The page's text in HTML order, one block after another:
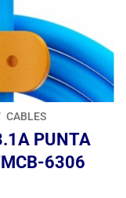
CABLES
PUNTA
6306